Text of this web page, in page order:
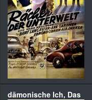
dämonische Ich, Das